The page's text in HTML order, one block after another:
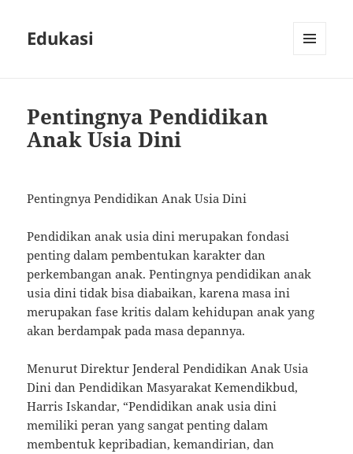
Edukasi
Pentingnya Pendidikan
Anak Usia Dini
Pentingnya Pendidikan Anak Usia Dini
Pendidikan anak usia dini merupakan fondasi
penting dalam pembentukan karakter dan
perkembangan anak. Pentingnya pendidikan anak
usia dini tidak bisa diabaikan, karena masa ini
merupakan fase kritis dalam kehidupan anak yang
akan berdampak pada masa depannya.
Menurut Direktur Jenderal Pendidikan Anak Usia
Dini dan Pendidikan Masyarakat Kemendikbud,
Harris Iskandar, “Pendidikan anak usia dini
memiliki peran yang sangat penting dalam
membentuk kepribadian, kemandirian, dan